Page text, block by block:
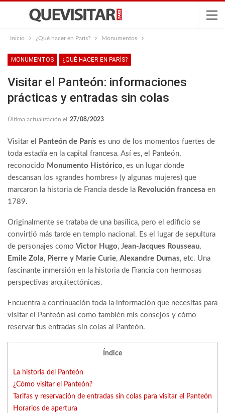
Inicio ¿Qué hacer en París? Monumentos
MONUMENTOS ¿QUÉ HACER EN PARÍS?
Visitar el Panteón: informaciones
prácticas y entradas sin colas
Última actualización el 27/08/2023
Visitar el Panteón de París es uno de los momentos fuertes de
toda estadía en la capital francesa. Así es, el Panteón,
reconocido Monumento Histórico, es un lugar donde
descansan los «grandes hombres» (y algunas mujeres) que
marcaron la historia de Francia desde la Revolución francesa en
1789.
Originalmente se trataba de una basílica, pero el edificio se
convirtió más tarde en templo nacional. Es el lugar de sepultura
de personajes como Victor Hugo, Jean-Jacques Rousseau,
Emile Zola, Pierre y Marie Curie, Alexandre Dumas, etc. Una
fascinante inmersión en la historia de Francia con hermosas
perspectivas arquitectónicas.
Encuentra a continuación toda la información que necesitas para
visitar el Panteón así como también mis consejos y cómo
reservar tus entradas sin colas al Panteón.
Índice
La historia del Panteón
¿Cómo visitar el Panteón?
Tarifas y reservación de entradas sin colas para visitar el Panteón
Horarios de apertura